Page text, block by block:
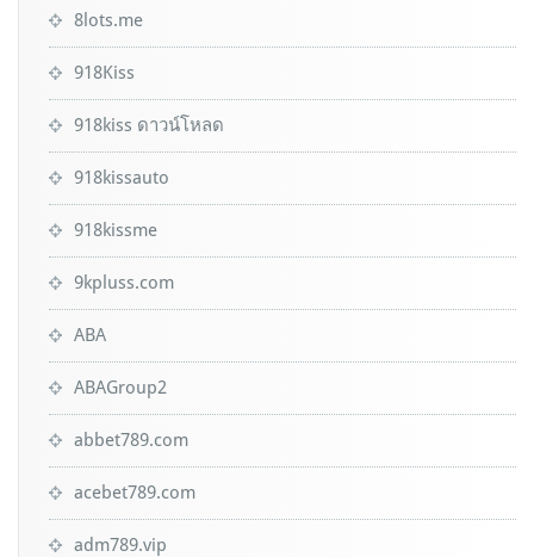
8lots.me
918Kiss
918kiss ดาวน์โหลด
918kissauto
918kissme
9kpluss.com
ABA
ABAGroup2
abbet789.com
acebet789.com
adm789.vip